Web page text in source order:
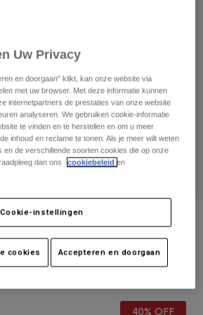
- Dames
40% OFF
Uw Privacy
en doorgaan" klikt, kan onze website via
met uw browser. Met deze informatie kunnen
internetpartners de prestaties van onze website
analyseren. We gebruiken cookie-informatie
te vinden en te herstellen en om u meer
inhoud en reclame te tonen. Als je meer wilt weten
en de verschillende soorten cookies die op onze
dan ons
cookiebeleid en
Cookie-instellingen
cookies Accepteren en doorgaan